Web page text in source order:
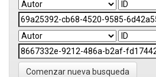
Comenzar nueva busqueda